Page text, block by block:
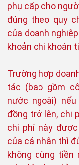
phụ cấp cho
đúng theo quy
của doanh
khoản chi khoán
Trường hợp
tác (bao gồm
nước ngoài)
đồng trở lên, chi
chi phí này
của cá nhân thì
không dùng